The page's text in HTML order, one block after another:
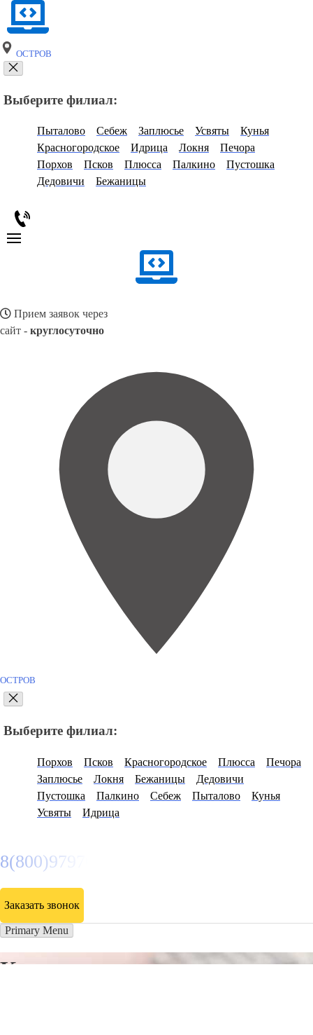
ОСТРОВ
Выберите филиал:
Пыталово Себеж Заплюсье Усвяты
Кунья
Красногородское
Идрица Локня
Печора
Порхов
Псков Плюсса Палкино
Пустошка
Дедовичи
Бежаницы
Прием заявок через
сайт - круглосуточно
ОСТРОВ
Выберите филиал:
Порхов Псков Красногородское Плюсса
Печора
Заплюсье
Локня Бежаницы
Дедовичи
Пустошка
Палкино Себеж Пыталово
Кунья
Усвяты
Идрица
8(800)9797043
Заказать звонок
Primary Menu
Курсы программирования в